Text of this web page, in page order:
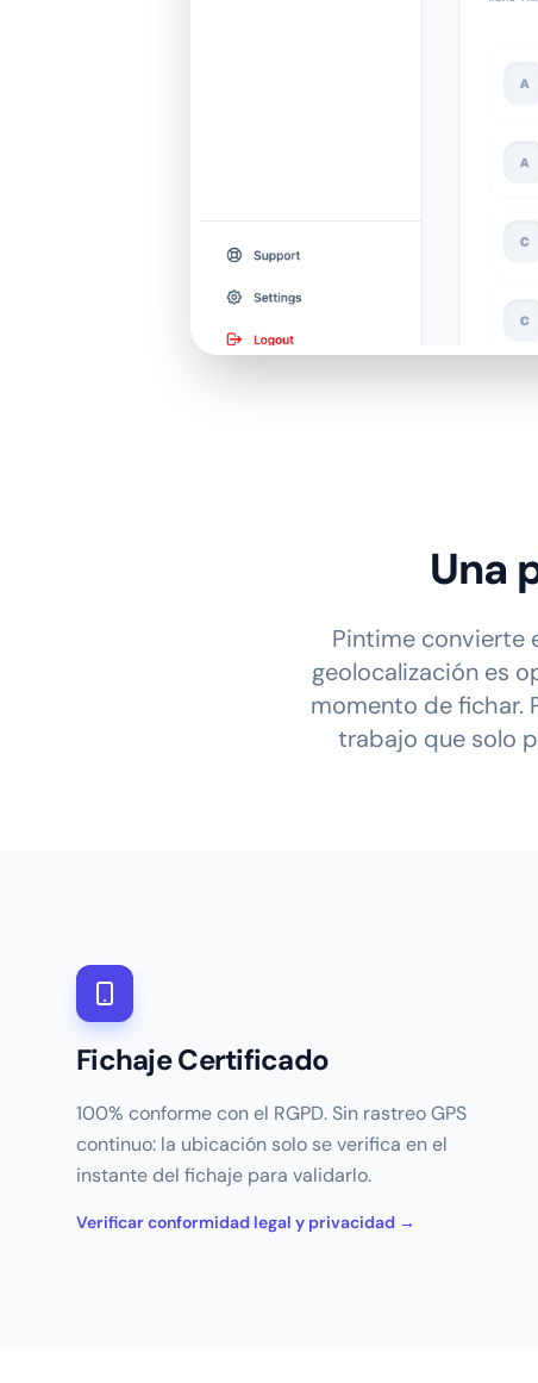
Una
Pintime convierte
geolocalización es
momento de fichar.
trabajo que solo
Fichaje Certificado
100% conforme con el RGPD. Sin rastreo GPS
continuo: la ubicación solo se verifica en el
instante del fichaje para validarlo.
Verificar conformidad legal y privacidad →